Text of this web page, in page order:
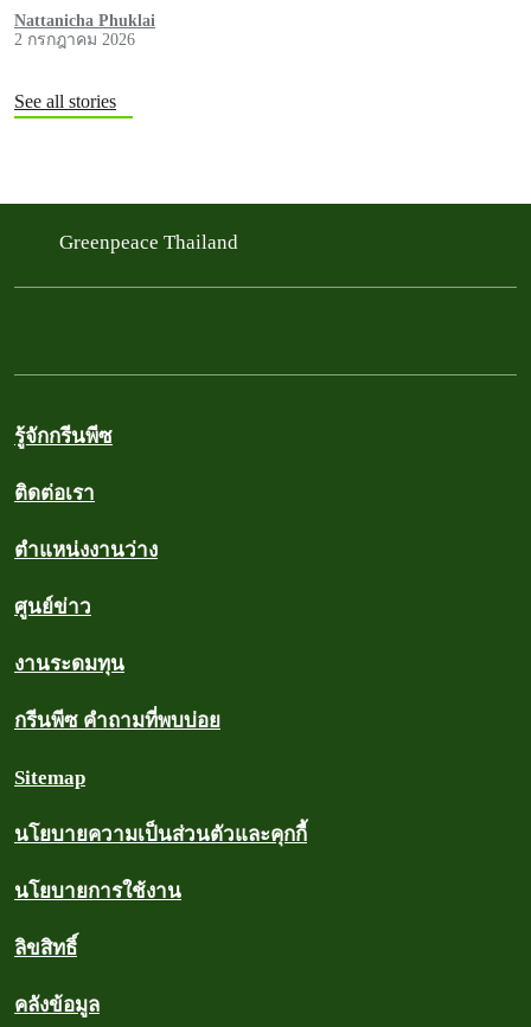
Nattanicha Phuklai
2 กรกฎาคม 2026
See all stories
Greenpeace Thailand
รู้จักกรีนพีซ
ติดต่อเรา
ตำแหน่งงานว่าง
ศูนย์ข่าว
งานระดมทุน
กรีนพีซ คำถามที่พบบ่อย
Sitemap
นโยบายความเป็นส่วนตัวและคุกกี้
นโยบายการใช้งาน
ลิขสิทธิ์
คลังข้อมูล